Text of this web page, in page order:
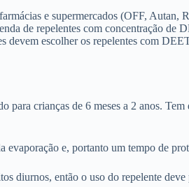
e supermercados (OFF,
de repelentes com concentração de
devem escolher os repelentes com
crianças de 6 meses a 2 anos.
e, portanto um tempo de
diurnos, então o uso do repelente